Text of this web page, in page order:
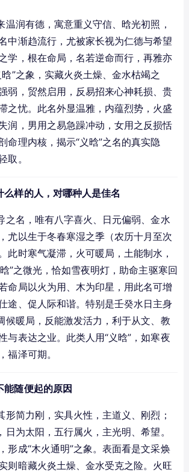
温润有德，寓意重义守信、晗光初照，
中渐趋流行，尤被家长视为仁德与希望
学，根在命局，名若逆命而行，再雅亦
”之象，实藏火炎土燥、金水枯竭之
弱，贸然启用，反易招来心神耗损、贵
之忧。此名外显温雅，内蕴烈势，火盛
润，男用之易急躁冲动，女用之反损恬
命理内核，揭示“义晗”之名的真实隐
取。
么样的人，对哪种人是佳名
之名，唯有八字喜火、日元偏弱、金水
尤以生于冬春寒湿之季（农历十月至次
此时寒气凝滞，火可暖局，土能制水，
”之微光，恰如雪夜明灯，助命主驱寒回
命局以火为用、木为印星，用此名可增
途、促人际和谐。特别是壬癸水日主身
候暖局，反能激发活力，利于从文、教
与表达之业。此类人用“义晗”，如寒夜
福泽可期。
能随便起的原因
形简力刚，实具火性，主道义、刚烈；
日为太阳，五行属火，主光明、希望。
形成“木火通明”之象。表面看是文采焕
则暗藏火炎土燥、金水受克之险。火旺